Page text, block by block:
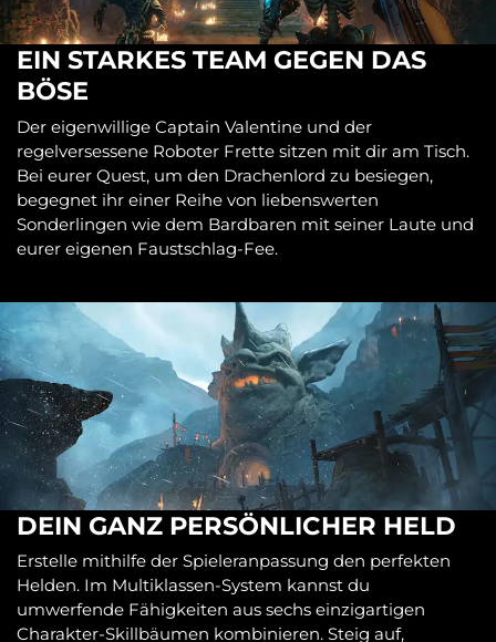
EIN STARKES TEAM GEGEN DAS
BÖSE
Der eigenwillige Captain Valentine und der
regelversessene Roboter Frette sitzen mit dir am Tisch.
Bei eurer Quest, um den Drachenlord zu besiegen,
begegnet ihr einer Reihe von liebenswerten
Sonderlingen wie dem Bardbaren mit seiner Laute und
eurer eigenen Faustschlag-Fee.
DEIN GANZ PERSÖNLICHER HELD
Erstelle mithilfe der Spieleranpassung den perfekten
Helden. Im Multiklassen-System kannst du
umwerfende Fähigkeiten aus sechs einzigartigen
Charakter-Skillbäumen kombinieren. Steig auf,